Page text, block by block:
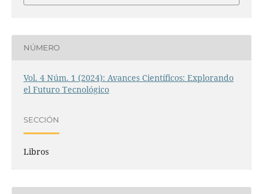
NÚMERO
Vol. 4 Núm. 1 (2024): Avances Científicos: Explorando
el Futuro Tecnológico
SECCIÓN
Libros